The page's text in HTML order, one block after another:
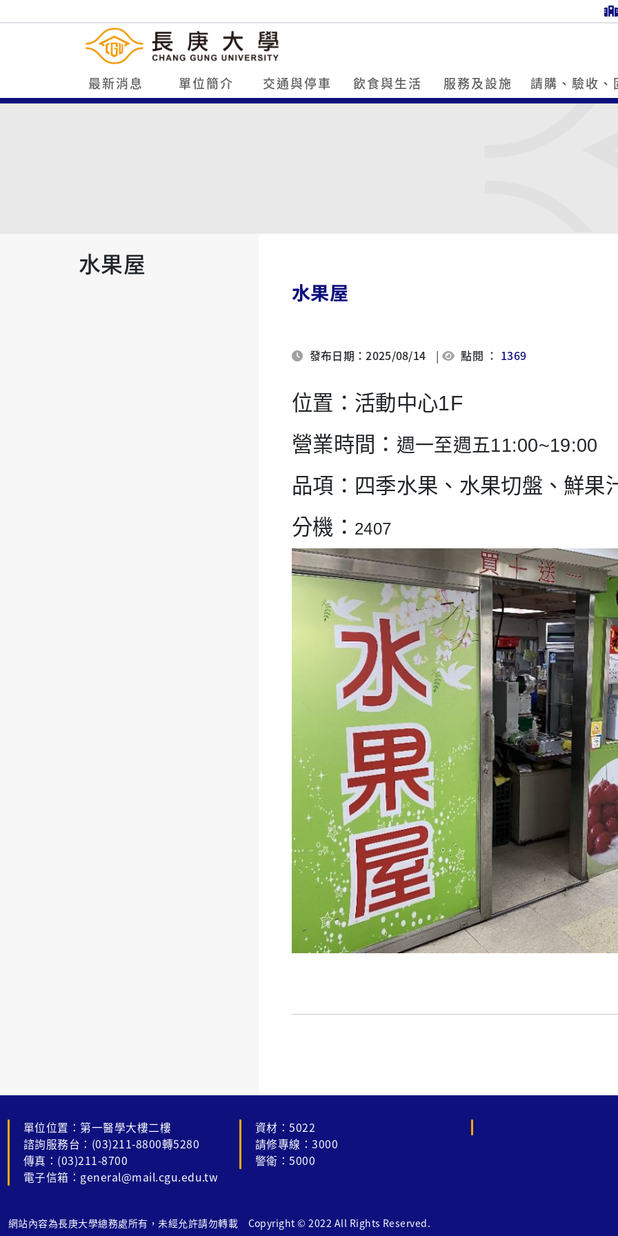
最新消息 單位簡介 交通與停車 飲食與生活 服務及設施 請購、驗收、
水果屋
水果屋
發布日期：2025/08/14 | 點閱 ： 1369
位置 ：活動中心1F
營業時間 ： 週一至週五11:00~19:00
品項 ：四季水果、水果切盤、鮮果
分機 ： 2407
單位位置：第一醫學大樓二樓
諮詢服務台：(03)211-8800轉5280
傳真：(03)211-8700
電子信箱：general@mail.cgu.edu.tw
資材：5022
請修專線：3000
警衛：5000
網站內容為長庚大學總務處所有，未經允許請勿轉載 Copyright © 2022 All Rights Reserved.